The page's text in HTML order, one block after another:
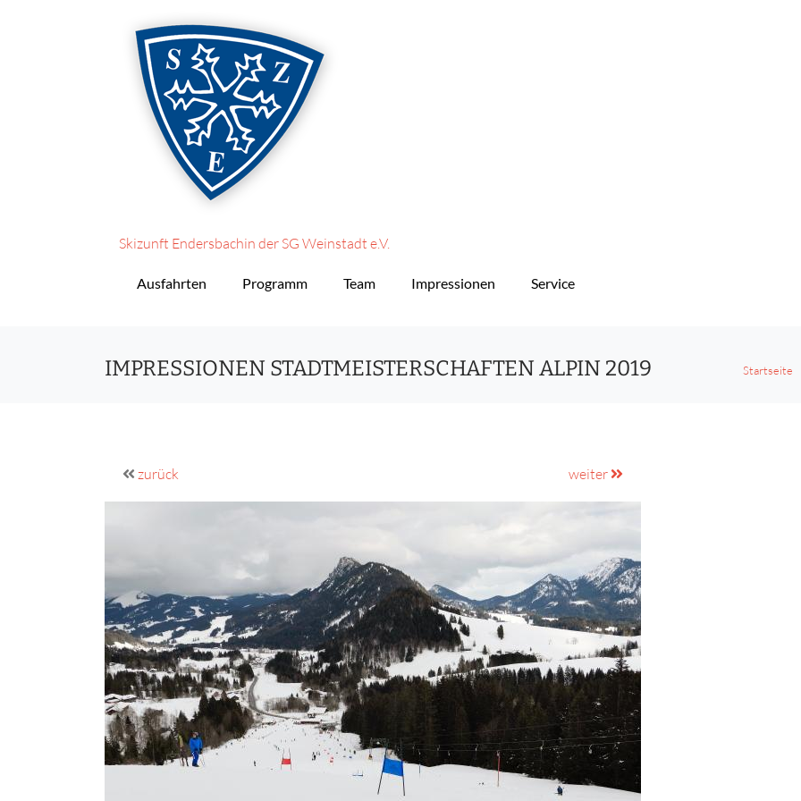
Skizunft Endersbachin der SG Weinstadt e.V.
Ausfahrten Programm Team Impressionen Service
IMPRESSIONEN STADTMEISTERSCHAFTEN ALPIN 2019 Startseite
zurück weiter